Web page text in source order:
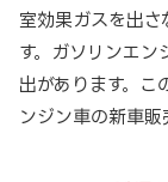
室効果ガスを出さ
す。ガソリンエン
出があります。
ンジン車の新車販